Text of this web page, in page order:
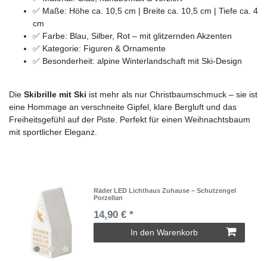
✅ Maße: Höhe ca. 10,5 cm | Breite ca. 10,5 cm | Tiefe ca. 4
cm
✅ Farbe: Blau, Silber, Rot – mit glitzernden Akzenten
✅ Kategorie: Figuren & Ornamente
✅ Besonderheit: alpine Winterlandschaft mit Ski-Design
Die Skibrille mit Ski ist mehr als nur Christbaumschmuck – sie ist
eine Hommage an verschneite Gipfel, klare Bergluft und das
Freiheitsgefühl auf der Piste. Perfekt für einen Weihnachtsbaum
mit sportlicher Eleganz.
Räder LED Lichthaus Zuhause – Schutzengel
Porzellan
14,90 € *
In den Warenkorb